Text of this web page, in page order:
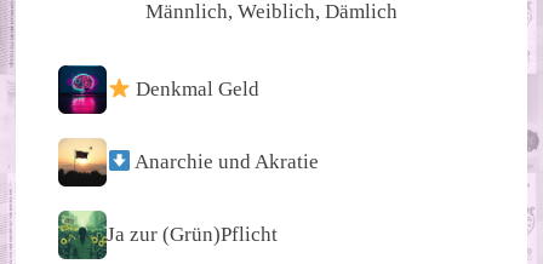
Männlich, Weiblich, Dämlich
Denkmal Geld
Anarchie und Akratie
Ja zur (Grün)Pflicht